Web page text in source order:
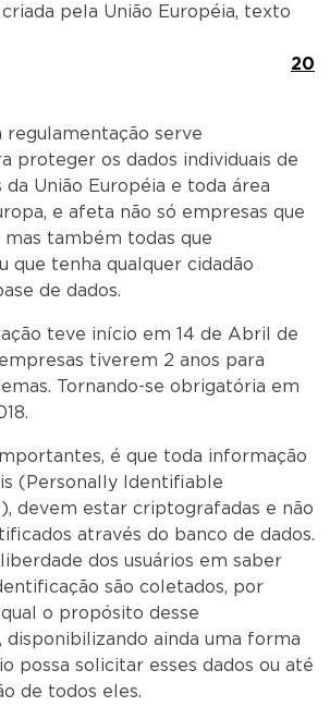
pela União Européia, texto
20
regulamentação serve
proteger os dados individuais de
da União Européia e toda área
e afeta não só empresas que
mas também todas que
que tenha qualquer cidadão
de dados.
teve início em 14 de Abril de
tiverem 2 anos para
Tornando-se obrigatória em
é que toda informação
(Personally Identifiable
devem estar criptografadas e não
através do banco de dados.
dos usuários em saber
são coletados, por
o propósito desse
disponibilizando ainda uma forma
possa solicitar esses dados ou até
de todos eles.